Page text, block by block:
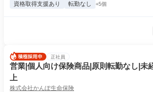
資格取得支援あり 転勤なし +5個
正社員
営業|個人向け保険商品|原則転勤なし|未
上
株式会社かんぽ生命保険